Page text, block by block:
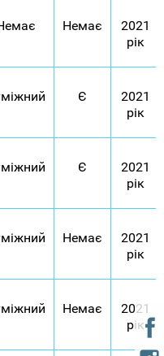
Немає
2021
рік
Є
2021
рік
Є
2021
рік
Немає
2021
рік
Немає
2021
рік